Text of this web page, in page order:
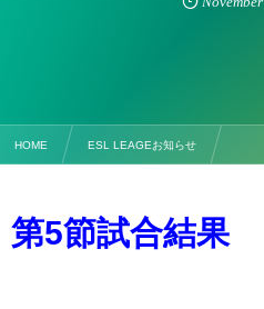
HOME ESL LEAGEお知らせ
第5節試合結果